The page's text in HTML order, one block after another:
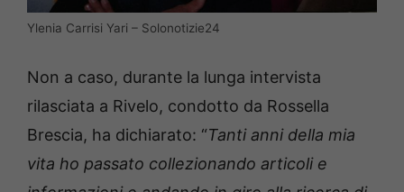
Ylenia Carrisi Yari – Solonotizie24
Non a caso, durante la lunga intervista
rilasciata a Rivelo, condotto da Rossella
Brescia, ha dichiarato: “Tanti anni della mia
vita ho passato collezionando articoli e